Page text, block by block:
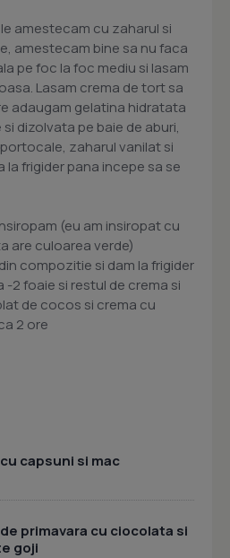
amestecam cu zaharul si
amestecam bine sa nu faca
pe foc la foc mediu si lasam
Lasam crema de tort sa
adaugam gelatina hidratata
si dizolvata pe baie de aburi,
zaharul vanilat si
la frigider pana incepe sa se
(eu am insiropat cu
are culoarea verde)
compozitie si dam la frigider
-2 foaie si restul de crema si
de cocos si crema cu
2 ore
capsuni si mac
primavara cu ciocolata si
goji